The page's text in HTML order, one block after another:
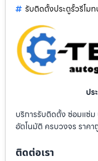
รับติดตั้งประตูรั้วรีโม
ปร
บริการรับติดตั้ง ซ่อมแซ่ม
อัตโนมัติ ครบวงจร ราคา
ติดต่อเรา